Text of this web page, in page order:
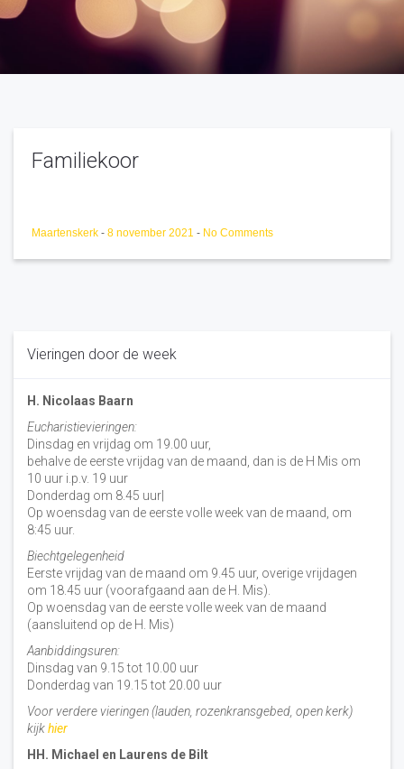
Familiekoor
Maartenskerk - 8 november 2021 - No Comments
Vieringen door de week
H. Nicolaas Baarn
Eucharistievieringen:
Dinsdag en vrijdag om 19.00 uur,
behalve de eerste vrijdag van de maand, dan is de H Mis om
10 uur i.p.v. 19 uur
Donderdag om 8.45 uur|
Op woensdag van de eerste volle week van de maand, om
8:45 uur.
Biechtgelegenheid
Eerste vrijdag van de maand om 9.45 uur, overige vrijdagen
om 18.45 uur (voorafgaand aan de H. Mis).
Op woensdag van de eerste volle week van de maand
(aansluitend op de H. Mis)
Aanbiddingsuren:
Dinsdag van 9.15 tot 10.00 uur
Donderdag van 19.15 tot 20.00 uur
Voor verdere vieringen (lauden, rozenkransgebed, open kerk)
kijkhier
HH. Michael en Laurens de Bilt